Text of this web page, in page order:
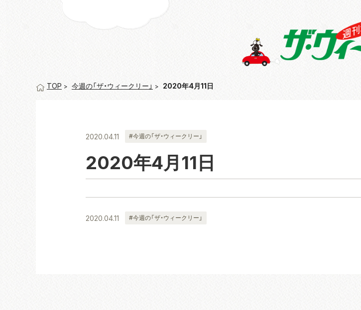
TOP 今週の「ザ・ウィークリー」 2020年4月11日
2020.04.11 #今週の「ザ・ウィークリー」
2020年4月11日
2020.04.11 #今週の「ザ・ウィークリー」